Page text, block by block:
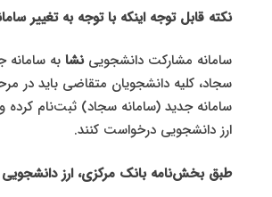
نکته قابل توجه اینکه با توجه به تغییر
سامانه مشارکت دانشجویینشا به سامانه
سجاد، کلیه دانشجویان متقاضی باید در
سامانه جدید (سامانه سجاد) ثبت‌نام کرده
ارز دانشجویی درخواست کنند.
طبق بخش‌نامه بانک مرکزی، ارز دانشجویی